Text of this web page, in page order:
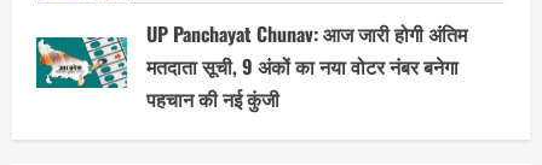
UP Panchayat Chunav: आज जारी होगी अंतिम
मतदाता सूची, 9 अंकों का नया वोटर नंबर बनेगा
पहचान की नई कुंजी